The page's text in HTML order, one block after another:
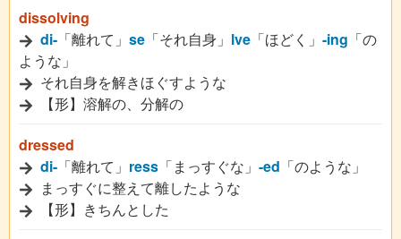
dissolving
di- 「離れて」 se 「それ自身」 lve 「ほどく」 -ing 「の
ような」
それ自身を解きほぐすような
【形】溶解の、分解の
dressed
di- 「離れて」 ress 「まっすぐな」 -ed 「のような」
まっすぐに整えて離したような
【形】きちんとした